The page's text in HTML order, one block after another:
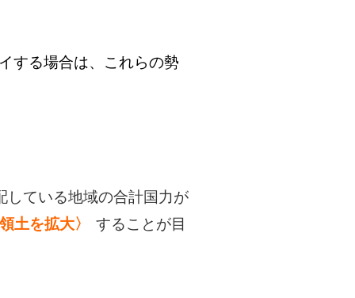
する場合は、これらの勢
している地域の合計国力が
土を拡大〉
することが目